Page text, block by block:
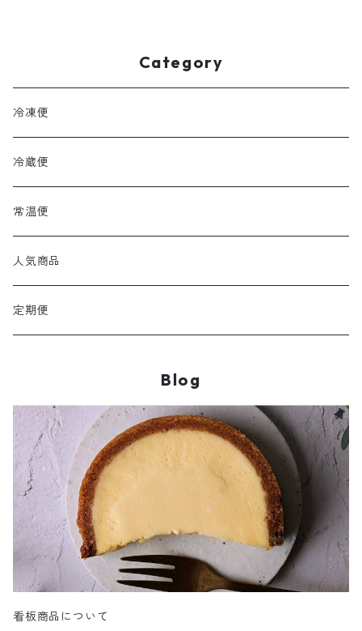
Category
冷凍便
冷蔵便
常温便
人気商品
定期便
Blog
看板商品について